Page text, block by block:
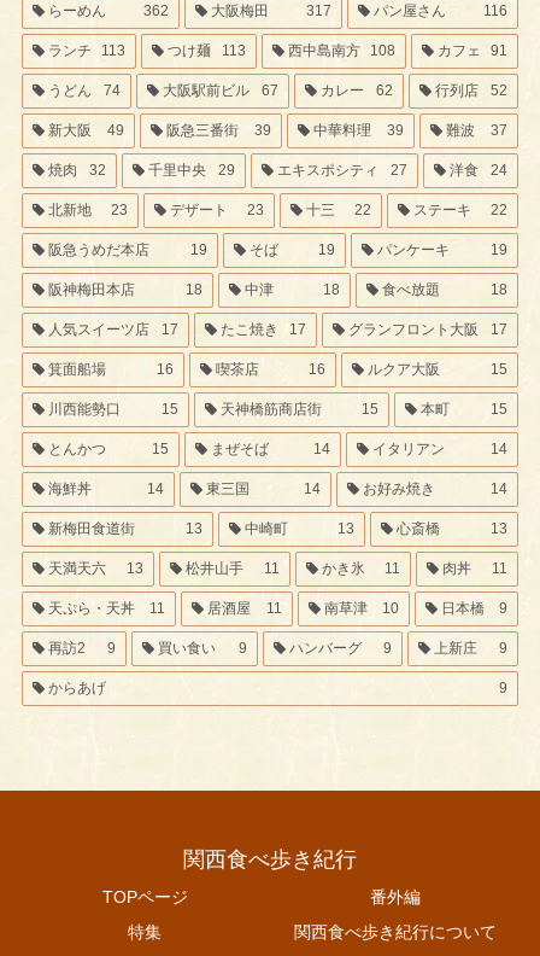
らーめん 362 大阪梅田 317 パン屋さん 116
ランチ 113 つけ麺 113 西中島南方 108 カフェ 91
うどん 74 大阪駅前ビル 67 カレー 62 行列店 52
新大阪 49 阪急三番街 39 中華料理 39 難波 37
焼肉 32 千里中央 29 エキスポシティ 27 洋食 24
北新地 23 デザート 23 十三 22 ステーキ 22
阪急うめだ本店 19 そば 19 パンケーキ 19
阪神梅田本店 18 中津 18 食べ放題 18
人気スイーツ店 17 たこ焼き 17 グランフロント大阪 17
箕面船場 16 喫茶店 16 ルクア大阪 15
川西能勢口 15 天神橋筋商店街 15 本町 15
とんかつ 15 まぜそば 14 イタリアン 14
海鮮丼 14 東三国 14 お好み焼き 14
新梅田食道街 13 中崎町 13 心斎橋 13
天満天六 13 松井山手 11 かき氷 11 肉丼 11
天ぷら・天丼 11 居酒屋 11 南草津 10 日本橋 9
再訪2 9 買い食い 9 ハンバーグ 9 上新庄 9
からあげ 9
関西食べ歩き紀行
TOPページ
番外編
特集
関西食べ歩き紀行について